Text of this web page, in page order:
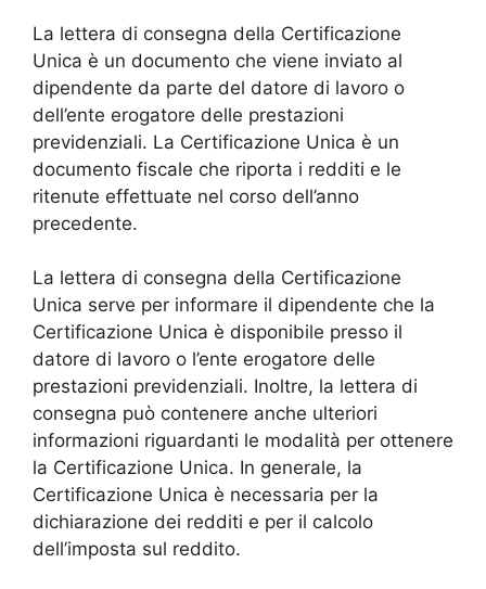
La lettera di consegna della Certificazione
Unica è un documento che viene inviato al
dipendente da parte del datore di lavoro o
dell’ente erogatore delle prestazioni
previdenziali. La Certificazione Unica è un
documento fiscale che riporta i redditi e le
ritenute effettuate nel corso dell’anno
precedente.
La lettera di consegna della Certificazione
Unica serve per informare il dipendente che la
Certificazione Unica è disponibile presso il
datore di lavoro o l’ente erogatore delle
prestazioni previdenziali. Inoltre, la lettera di
consegna può contenere anche ulteriori
informazioni riguardanti le modalità per ottenere
la Certificazione Unica. In generale, la
Certificazione Unica è necessaria per la
dichiarazione dei redditi e per il calcolo
dell’imposta sul reddito.